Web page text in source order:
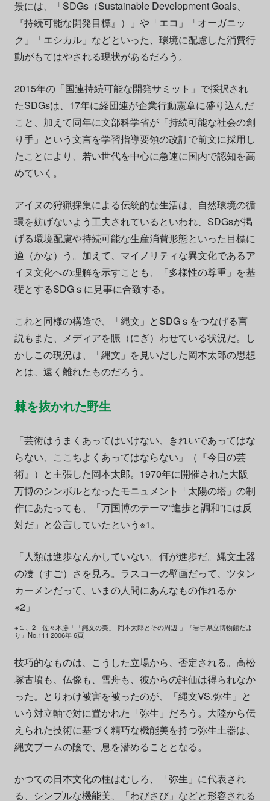
景には、「SDGs（Sustainable Development Goals、
『持続可能な開発目標』）」や「エコ」「オーガニッ
ク」「エシカル」などといった、環境に配慮した消費行
動がもてはやされる現状があるだろう。
2015年の「国連持続可能な開発サミット」で採択され
たSDGsは、17年に経団連が企業行動憲章に盛り込んだ
こと、加えて同年に文部科学省が「持続可能な社会の創
り手」という文言を学習指導要領の改訂で前文に採用し
たことにより、若い世代を中心に急速に国内で認知を高
めていく。
アイヌの狩猟採集による伝統的な生活は、自然環境の循
環を妨げないよう工夫されているといわれ、SDGsが掲
げる環境配慮や持続可能な生産消費形態といった目標に
適（かな）う。加えて、マイノリティな異文化であるア
イヌ文化への理解を示すことも、「多様性の尊重」を基
礎とするSDGｓに見事に合致する。
これと同様の構造で、「縄文」とSDGｓをつなげる言
説もまた、メディアを賑（にぎ）わせている状況だ。し
かしこの現況は、「縄文」を見いだした岡本太郎の思想
とは、遠く離れたものだろう。
棘を抜かれた野生
「芸術はうまくあってはいけない、きれいであってはな
らない、ここちよくあってはならない」（『今日の芸
術』）と主張した岡本太郎。1970年に開催された大阪
万博のシンボルとなったモニュメント「太陽の塔」の制
作にあたっても、「万国博のテーマ“進歩と調和”には反
対だ」と公言していたという※1。
「人類は進歩なんかしていない。何が進歩だ。縄文土器
の凄（すご）さを見ろ。ラスコーの壁画だって、ツタン
カーメンだって、いまの人間にあんなもの作れるか
※2」
※１、2 佐々木勝「「縄文の美」-岡本太郎とその周辺-」『岩手県立博物館だよ
り』No.111 2006年 6頁
技巧的なものは、こうした立場から、否定される。高松
塚古墳も、仏像も、雪舟も、彼からの評価は得られなか
った。とりわけ被害を被ったのが、「縄文VS.弥生」と
いう対立軸で対に置かれた「弥生」だろう。大陸から伝
えられた技術に基づく精巧な機能美を持つ弥生土器は、
縄文ブームの陰で、息を潜めることとなる。
かつての日本文化の柱はむしろ、「弥生」に代表され
る、シンプルな機能美、「わびさび」などと形容される